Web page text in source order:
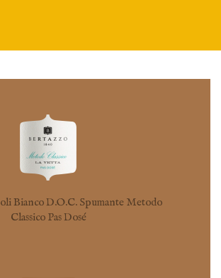
Bianco D.O.C. Spumante Metodo
Classico Pas Dosé